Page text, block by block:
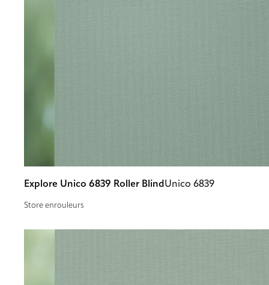
Explore Unico 6839 Roller Blind Unico 6839
Store enrouleurs